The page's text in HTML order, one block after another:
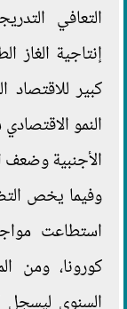
التعافي
إنتاجية الغاز
النمو
الأجنبية وضعف
استطاعت
كورونا، ومن